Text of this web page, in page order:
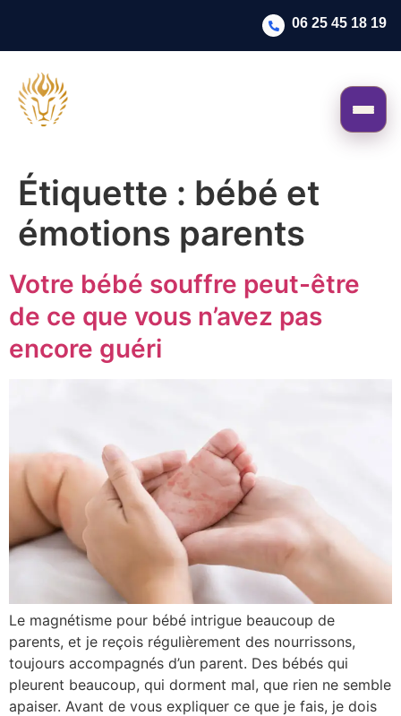
06 25 45 18 19
Étiquette : bébé et
émotions parents
Votre bébé souffre peut-être
de ce que vous n’avez pas
encore guéri
Le magnétisme pour bébé intrigue beaucoup de
parents, et je reçois régulièrement des nourrissons,
toujours accompagnés d’un parent. Des bébés qui
pleurent beaucoup, qui dorment mal, que rien ne semble
apaiser. Avant de vous expliquer ce que je fais, je dois